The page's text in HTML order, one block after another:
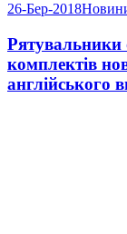
26-Бер-2018
Рятувальники
комплектів
англійського